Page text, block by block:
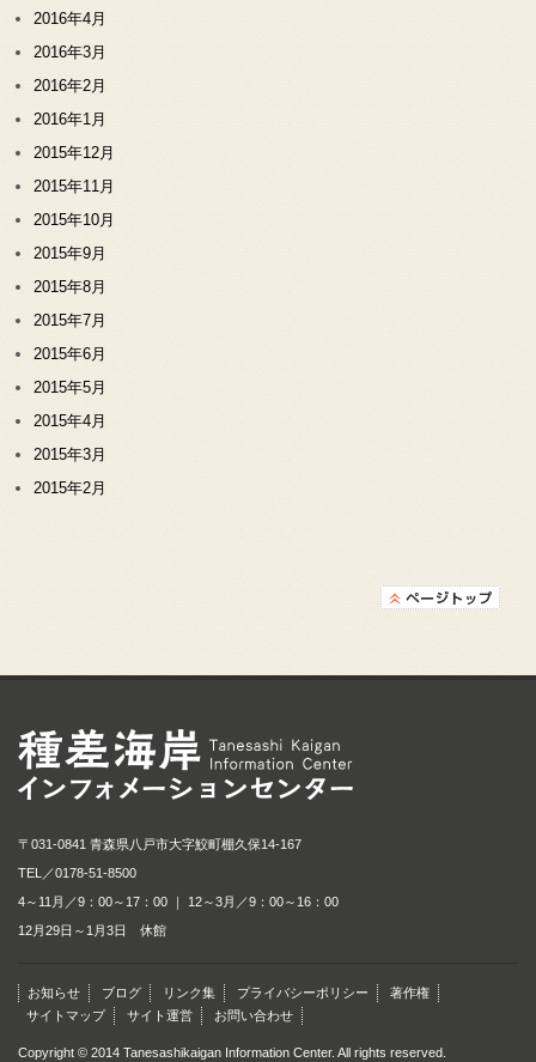
2016年4月
2016年3月
2016年2月
2016年1月
2015年12月
2015年11月
2015年10月
2015年9月
2015年8月
2015年7月
2015年6月
2015年5月
2015年4月
2015年3月
2015年2月
〒031-0841 青森県八戸市大字鮫町棚久保14-167
TEL／0178-51-8500
4～11月／9：00～17：00 ｜ 12～3月／9：00～16：00
12月29日～1月3日 休館
お知らせ ブログ リンク集 プライバシーポリシー
著作権
サイトマップ
サイト運営 お問い合わせ
Copyright © 2014 Tanesashikaigan Information Center. All rights reserved.